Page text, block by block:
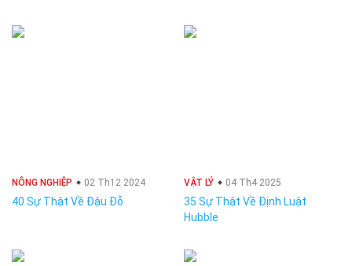
NÔNG NGHIỆP 02 Th12 2024
40 Sự Thật Về Đậu Đỗ
VẬT LÝ 04 Th4 2025
35 Sự Thật Về Định Luật
Hubble